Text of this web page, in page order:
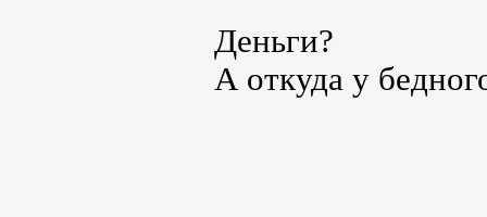
Деньги?
А откуда у